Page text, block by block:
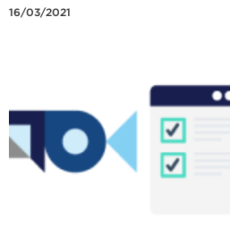
16/03/2021